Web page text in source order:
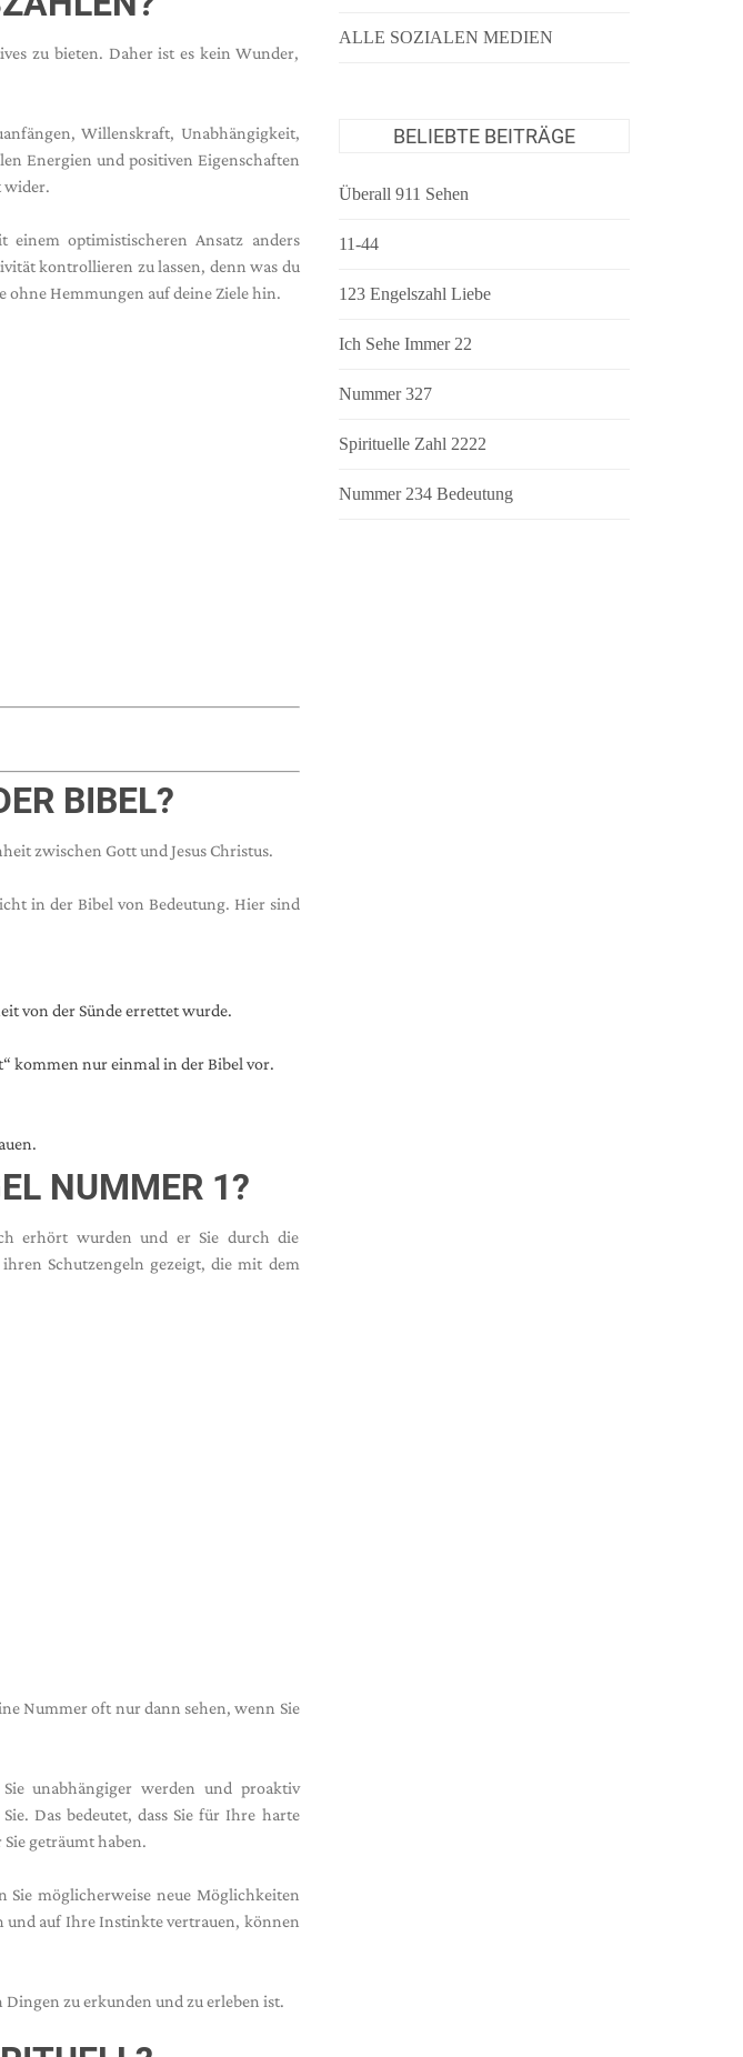
zu bieten. Daher ist es kein Wunder,
Willenskraft, Unabhängigkeit,
Energien und positiven Eigenschaften
wider.
optimistischeren Ansatz anders
kontrollieren zu lassen, denn was du
ohne Hemmungen auf deine Ziele hin.
BIBEL?
zwischen Gott und Jesus Christus.
in der Bibel von Bedeutung. Hier sind
von der Sünde errettet wurde.
kommen nur einmal in der Bibel vor.
NUMMER 1?
erhört wurden und er Sie durch die
Schutzengeln gezeigt, die mit dem
Nummer oft nur dann sehen, wenn Sie
unabhängiger werden und proaktiv
Das bedeutet, dass Sie für Ihre harte
geträumt haben.
Sie möglicherweise neue Möglichkeiten
und auf Ihre Instinkte vertrauen, können
zu erkunden und zu erleben ist.
ALLE SOZIALEN MEDIEN
BELIEBTE BEITRÄGE
Überall 911 Sehen
11-44
123 Engelszahl Liebe
Ich Sehe Immer 22
Nummer 327
Spirituelle Zahl 2222
Nummer 234 Bedeutung